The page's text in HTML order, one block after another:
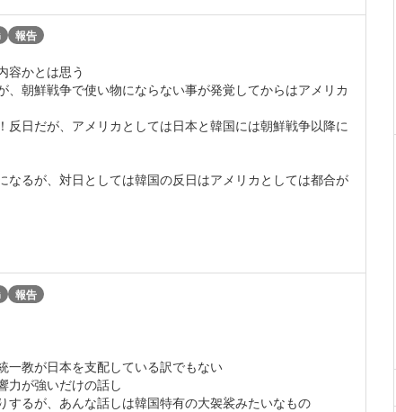
報告
容かとは思う
朝鮮戦争で使い物にならない事が発覚してからはアメリカ
日だが、アメリカとしては日本と韓国には朝鮮戦争以降に
るが、対日としては韓国の反日はアメリカとしては都合が
報告
一教が日本を支配している訳でもない
力が強いだけの話し
るが、あんな話しは韓国特有の大袈裟みたいなもの